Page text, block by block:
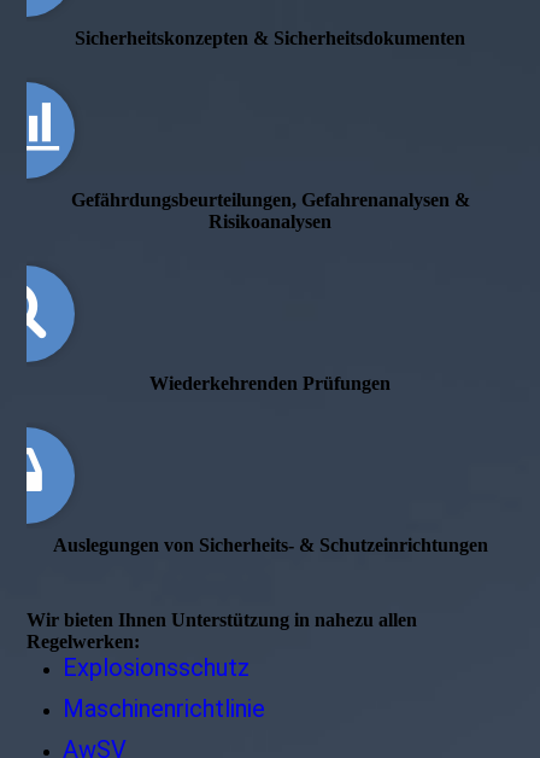
Sicher­heits­konzepten & Sicher­heits­dokumenten
Gefährdungs­beur­teilungen, Gefahren­analysen &
Risikoanalysen
Wieder­kehrenden Prüfungen
Auslegungen von Sicherheits- & Schutzeinrichtungen
Wir bieten Ihnen Unterstützung in nahezu allen
Regelwerken:
Explosionsschutz
Maschinenrichtlinie
AwSV